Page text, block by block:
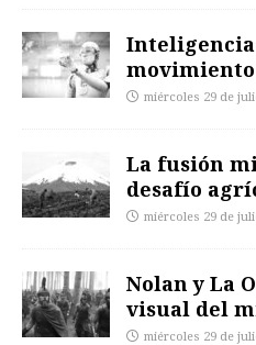
miércoles 29 de
La fusión
desafío
miércoles 29 de
Nolan y La
visual del
miércoles 29 de